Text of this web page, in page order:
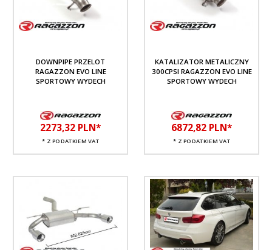
DOWNPIPE PRZELOT
RAGAZZON EVO LINE
SPORTOWY WYDECH
2273,32 PLN*
* Z PODATKIEM VAT
KATALIZATOR METALICZNY
300CPSI RAGAZZON EVO LINE
SPORTOWY WYDECH
6872,82 PLN*
* Z PODATKIEM VAT